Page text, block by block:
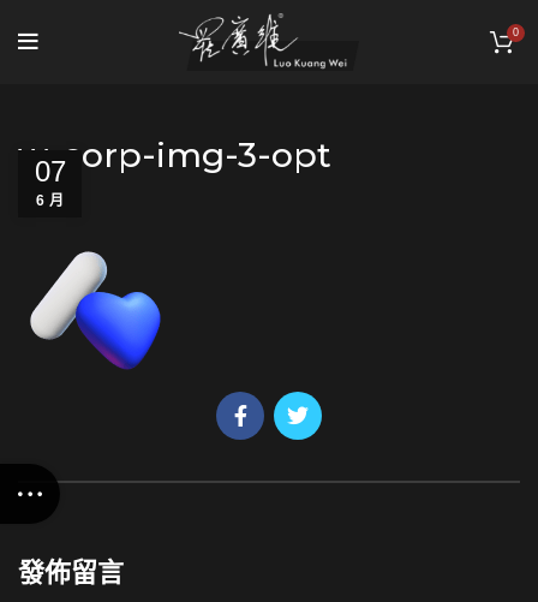
0
w-corp-img-3-opt
07
6 月
發佈留言